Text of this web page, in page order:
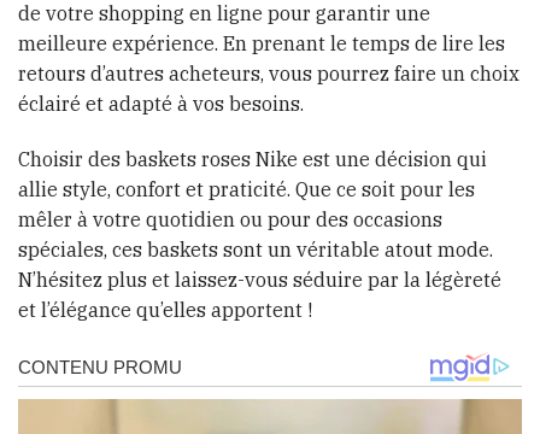
de votre shopping en ligne pour garantir une
meilleure expérience. En prenant le temps de lire les
retours d’autres acheteurs, vous pourrez faire un choix
éclairé et adapté à vos besoins.
Choisir des baskets roses Nike est une décision qui
allie style, confort et praticité. Que ce soit pour les
mêler à votre quotidien ou pour des occasions
spéciales, ces baskets sont un véritable atout mode.
N’hésitez plus et laissez-vous séduire par la légèreté
et l’élégance qu’elles apportent !